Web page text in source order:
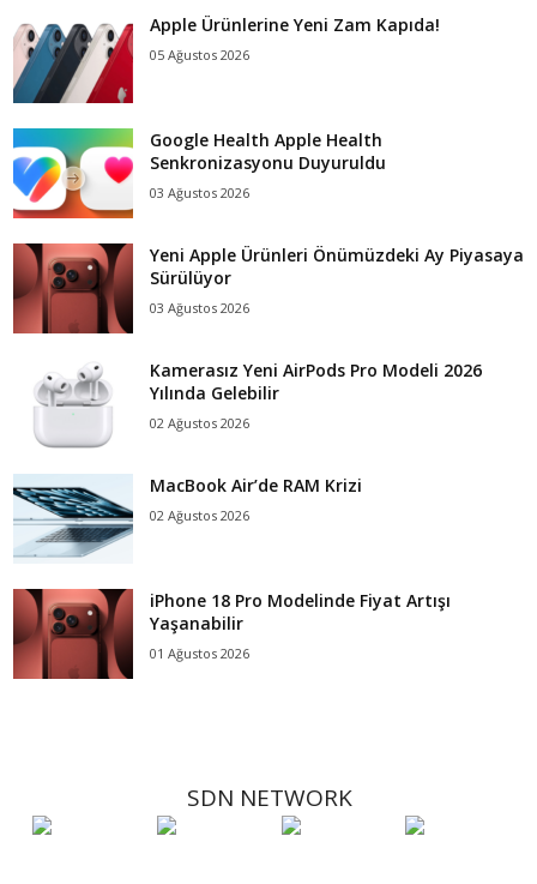
Apple Ürünlerine Yeni Zam Kapıda!
05 Ağustos 2026
Google Health Apple Health
Senkronizasyonu Duyuruldu
03 Ağustos 2026
Yeni Apple Ürünleri Önümüzdeki Ay Piyasaya
Sürülüyor
03 Ağustos 2026
Kamerasız Yeni AirPods Pro Modeli 2026
Yılında Gelebilir
02 Ağustos 2026
MacBook Air’de RAM Krizi
02 Ağustos 2026
iPhone 18 Pro Modelinde Fiyat Artışı
Yaşanabilir
01 Ağustos 2026
SDN NETWORK